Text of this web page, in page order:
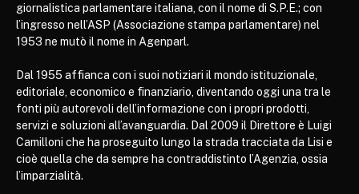
giornalistica parlamentare italiana, con il nome di S.P.E.; con
l’ingresso nell’ASP (Associazione stampa parlamentare) nel
1953 ne mutò il nome in Agenparl.
Dal 1955 affianca con i suoi notiziari il mondo istituzionale,
editoriale, economico e finanziario, diventando oggi una tra le
fonti più autorevoli dell’informazione con i propri prodotti,
servizi e soluzioni all’avanguardia. Dal 2009 il Direttore è Luigi
Camilloni che ha proseguito lungo la strada tracciata da Lisi e
cioè quella che da sempre ha contraddistinto l’Agenzia, ossia
l’imparzialità.